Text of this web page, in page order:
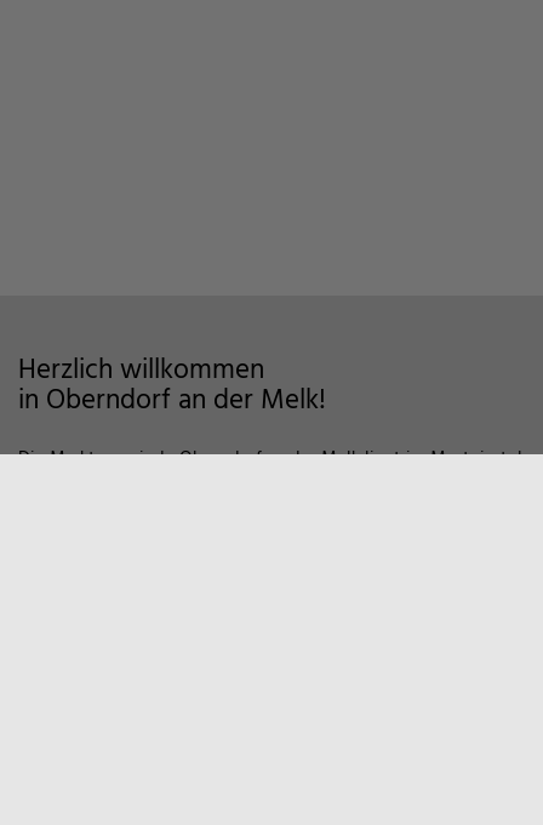
Herzlich willkommen
in Oberndorf an der Melk!
Die Marktgemeinde Oberndorf an der Melk liegt im Mostviertel